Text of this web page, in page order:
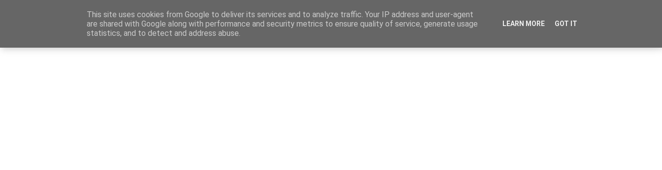
Καταχώρηση Αγγελίας Επικοινωνία Site Map
Ενημέρωση Αγγελίες Εργασίας
This site uses cookies from Google to deliver its services and to analyze traffic. Your IP address and user-agent
are shared with Google along with performance and security metrics to ensure quality of service, generate usage
statistics, and to detect and address abuse.
LEARN MORE GOT IT